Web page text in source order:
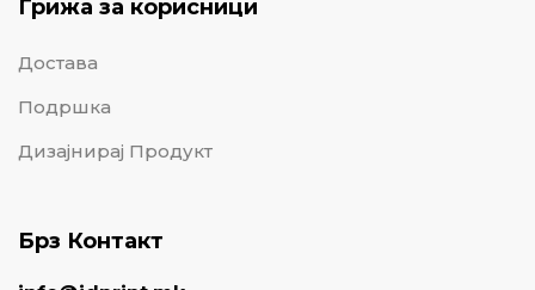
Грижа за корисници
Достава
Подршка
Дизајнирај Продукт
Брз Контакт